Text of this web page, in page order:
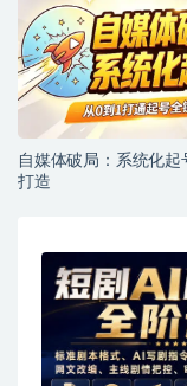
自媒体破局：系统化起
打造